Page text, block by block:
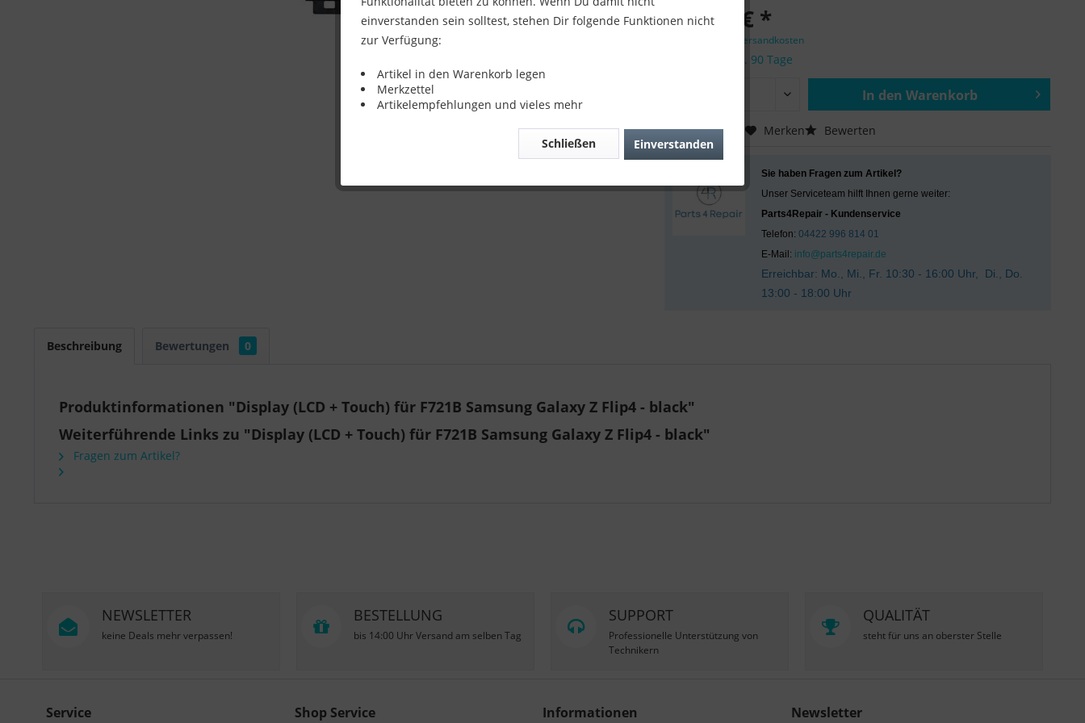
232,90 € *
zzgl. Versandkosten
Lieferzeit ca. 90 Tage
In den Warenkorb
Vergleichen Merken Bewerten
Sie haben Fragen zum Artikel?
Unser Serviceteam hilft Ihnen gerne weiter:
Parts4Repair - Kundenservice
Telefon:04422 996 814 01
E-Mail: info@parts4repair.de
Erreichbar: Mo., Mi., Fr. 10:30 - 16:00 Uhr, Di., Do.
13:00 - 18:00 Uhr
Beschreibung Bewertungen 0
Produktinformationen "Display (LCD + Touch) für F721B Samsung Galaxy Z Flip4 - black"
Weiterführende Links zu "Display (LCD + Touch) für F721B Samsung Galaxy Z Flip4 - black"
Fragen zum Artikel?
NEWSLETTER
keine Deals mehr verpassen!
BESTELLUNG
bis 14:00 Uhr Versand am selben Tag
SUPPORT
Professionelle Unterstützung von
Technikern
QUALITÄT
steht für uns an oberster Stelle
Service Shop Service Informationen Newsletter
einverstanden sein solltest, stehen Dir folgende Funktionen nicht
zur Verfügung:
Artikel in den Warenkorb legen
Merkzettel
Artikelempfehlungen und vieles mehr
Einverstanden
Schließen